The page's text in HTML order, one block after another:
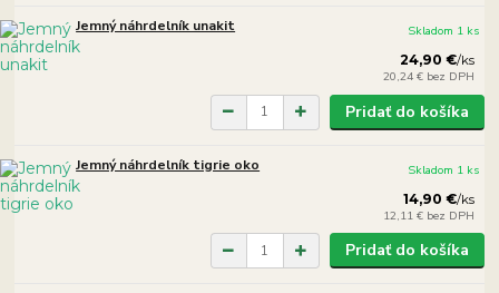
Jemný náhrdelník unakit
24,90 €/ks
20,24 € bez DPH
Skladom 1 ks
Pridať do košíka
Jemný náhrdelník tigrie oko
14,90 €/ks
12,11 € bez DPH
Skladom 1 ks
Pridať do košíka